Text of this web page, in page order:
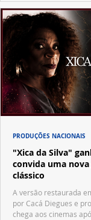
"Xica da Silva"
convida uma nova
clássico
A versão restaurada
por Cacá Diegues e
chega aos cinemas
PRODUÇÕES NACIONAIS